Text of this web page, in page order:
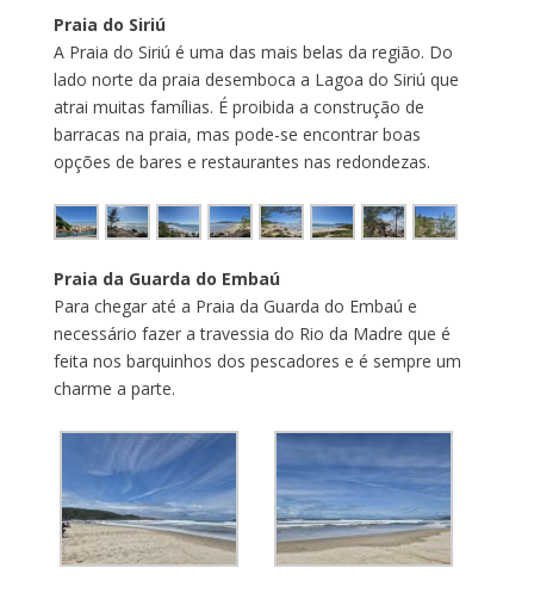
Praia do Siriú
A Praia do Siriú é uma das mais belas da região. Do
lado norte da praia desemboca a Lagoa do Siriú que
atrai muitas famílias. É proibida a construção de
barracas na praia, mas pode-se encontrar boas
opções de bares e restaurantes nas redondezas.
Praia da Guarda do Embaú
Para chegar até a Praia da Guarda do Embaú e
necessário fazer a travessia do Rio da Madre que é
feita nos barquinhos dos pescadores e é sempre um
charme a parte.